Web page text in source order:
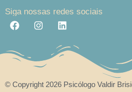
Siga nossas redes sociais
© Copyright 2026 Psicólogo Valdir